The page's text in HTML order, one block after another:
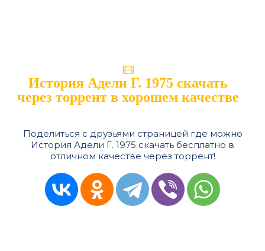
История Адели Г. 1975 скачать
через торрент в хорошем качестве
Поделиться с друзьями страницей где можно
История Адели Г. 1975 скачать бесплатно в
отличном качестве через торрент!